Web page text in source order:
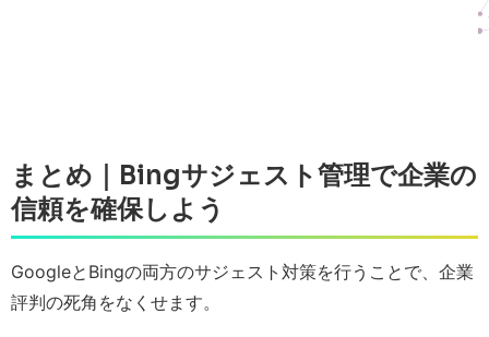
まとめ｜Bingサジェスト管理で企業の
信頼を確保しよう
GoogleとBingの両方のサジェスト対策を行うことで、企業
評判の死角をなくせます。